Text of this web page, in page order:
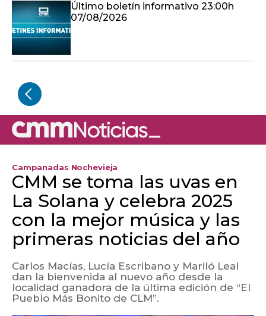
Último boletín informativo 23:00h
07/08/2026
Campanadas Nochevieja
CMM se toma las uvas en
La Solana y celebra 2025
con la mejor música y las
primeras noticias del año
Carlos Macías, Lucía Escribano y Mariló Leal
dan la bienvenida al nuevo año desde la
localidad ganadora de la última edición de “El
Pueblo Más Bonito de CLM”.